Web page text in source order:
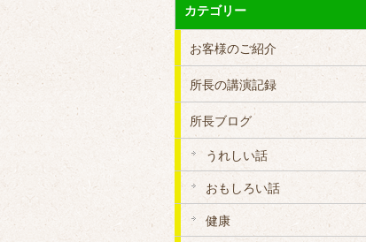
カテゴリー
お客様のご紹介
所長の講演記録
所長ブログ
うれしい話
おもしろい話
健康